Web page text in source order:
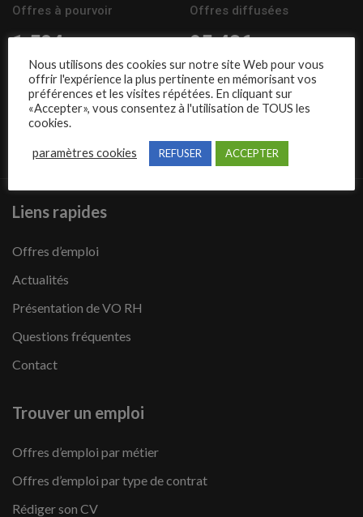
Offres à pourvoir Offres diffusées
1,504
Entreprises
95,486
Candidats
Nous suivre
Liens rapides
Offres d’emploi
Actualités
Présentation de VO RH
Questions fréquentes
Contact
Trouver un emploi
Offres d’emploi par métier
Offres d’emploi par type de contrat
Rédiger son CV
Nous utilisons des cookies sur notre site Web pour vous
offrir l'expérience la plus pertinente en mémorisant vos
préférences et les visites répétées. En cliquant sur
«Accepter», vous consentez à l'utilisation de TOUS les
cookies.
paramètres cookies REFUSER ACCEPTER